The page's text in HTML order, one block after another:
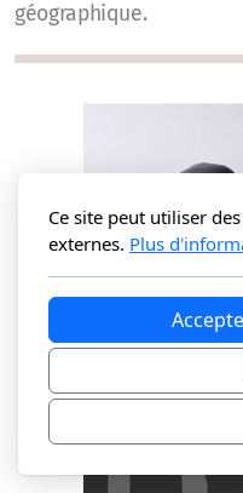
géographique.
Ce site peut utiliser
externes. Plus